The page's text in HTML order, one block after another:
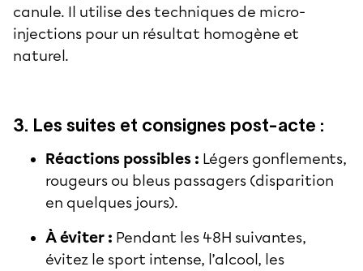
canule. Il utilise des techniques de micro-
injections pour un résultat homogène et
naturel.
3. Les suites et consignes post-acte :
Réactions possibles : Légers gonflements,
rougeurs ou bleus passagers (disparition
en quelques jours).
À éviter : Pendant les 48H suivantes,
évitez le sport intense, l’alcool, les